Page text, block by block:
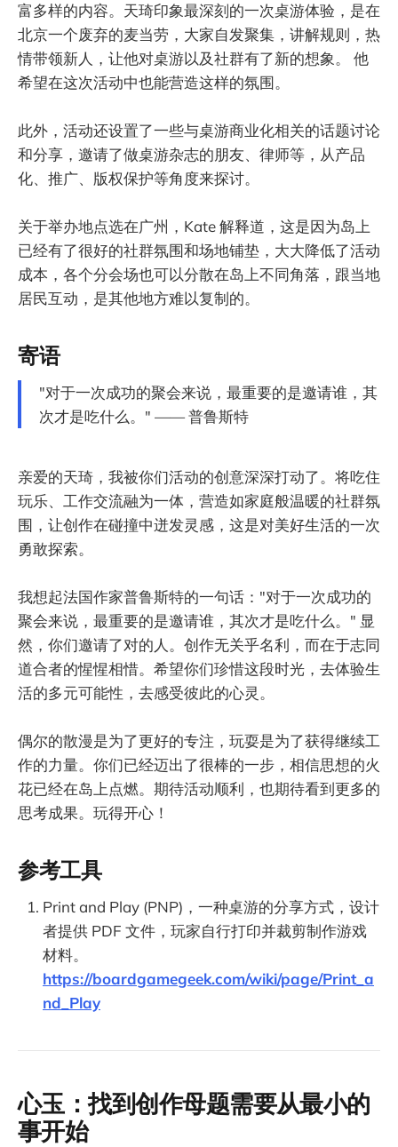
富多样的内容。天琦印象最深刻的一次桌游体验，是在
北京一个废弃的麦当劳，大家自发聚集，讲解规则，热
情带领新人，让他对桌游以及社群有了新的想象。 他
希望在这次活动中也能营造这样的氛围。
此外，活动还设置了一些与桌游商业化相关的话题讨论
和分享，邀请了做桌游杂志的朋友、律师等，从产品
化、推广、版权保护等角度来探讨。
关于举办地点选在广州，Kate 解释道，这是因为岛上
已经有了很好的社群氛围和场地铺垫，大大降低了活动
成本，各个分会场也可以分散在岛上不同角落，跟当地
居民互动，是其他地方难以复制的。
寄语
"对于一次成功的聚会来说，最重要的是邀请谁，其
次才是吃什么。" —— 普鲁斯特
亲爱的天琦，我被你们活动的创意深深打动了。将吃住
玩乐、工作交流融为一体，营造如家庭般温暖的社群氛
围，让创作在碰撞中迸发灵感，这是对美好生活的一次
勇敢探索。
我想起法国作家普鲁斯特的一句话："对于一次成功的
聚会来说，最重要的是邀请谁，其次才是吃什么。" 显
然，你们邀请了对的人。创作无关乎名利，而在于志同
道合者的惺惺相惜。希望你们珍惜这段时光，去体验生
活的多元可能性，去感受彼此的心灵。
偶尔的散漫是为了更好的专注，玩耍是为了获得继续工
作的力量。你们已经迈出了很棒的一步，相信思想的火
花已经在岛上点燃。期待活动顺利，也期待看到更多的
思考成果。玩得开心！
参考工具
Print and Play (PNP)，一种桌游的分享方式，设计
者提供 PDF 文件，玩家自行打印并裁剪制作游戏
材料。
https://boardgamegeek.com/wiki/page/Print_a
nd_Play
心玉：找到创作母题需要从最小的
事开始